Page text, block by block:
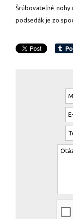
Šrúbovateľné nohy
podsedák je zo